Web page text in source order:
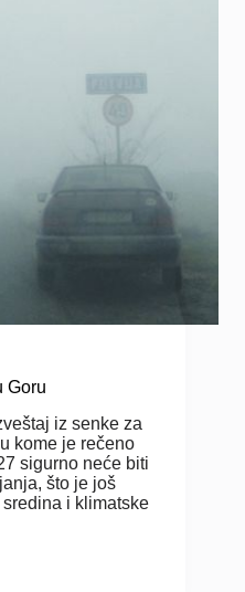
Goru
iz senke za
kome je rečeno
sigurno neće biti
što je još
i klimatske